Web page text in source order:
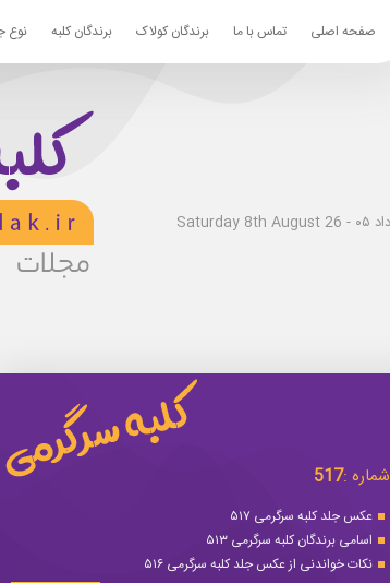
صفحه اصلی تماس با ما برندگان کولاک برندگان کلبه نوع
شماره :517
عکس جلد کلبه سرگرمی ۵۱۷
اسامی برندگان کلبه سرگرمی ۵۱۳
نکات خواندنی از عکس جلد کلبه سرگرمی ۵۱۶